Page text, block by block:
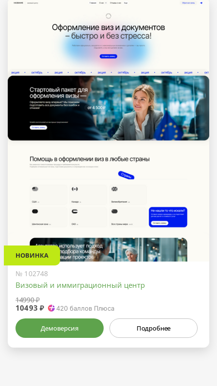
НОВИНКА
№ 102748
Визовый и иммиграционный центр
14990 ₽
10493 ₽ 420 баллов Плюса
Демоверсия Подробнее